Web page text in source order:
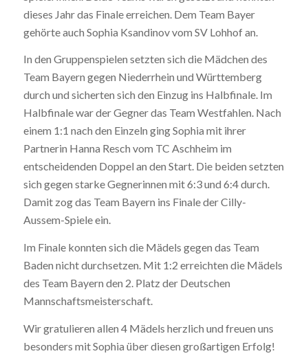
dieses Jahr das Finale erreichen. Dem Team Bayer
gehörte auch Sophia Ksandinov vom SV Lohhof an.
In den Gruppenspielen setzten sich die Mädchen des
Team Bayern gegen Niederrhein und Württemberg
durch und sicherten sich den Einzug ins Halbfinale. Im
Halbfinale war der Gegner das Team Westfahlen. Nach
einem 1:1 nach den Einzeln ging Sophia mit ihrer
Partnerin Hanna Resch vom TC Aschheim im
entscheidenden Doppel an den Start. Die beiden setzten
sich gegen starke Gegnerinnen mit 6:3 und 6:4 durch.
Damit zog das Team Bayern ins Finale der Cilly-
Aussem-Spiele ein.
Im Finale konnten sich die Mädels gegen das Team
Baden nicht durchsetzen. Mit 1:2 erreichten die Mädels
des Team Bayern den 2. Platz der Deutschen
Mannschaftsmeisterschaft.
Wir gratulieren allen 4 Mädels herzlich und freuen uns
besonders mit Sophia über diesen großartigen Erfolg!